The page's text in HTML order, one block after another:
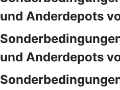
und Anderdepots
und Anderdepots